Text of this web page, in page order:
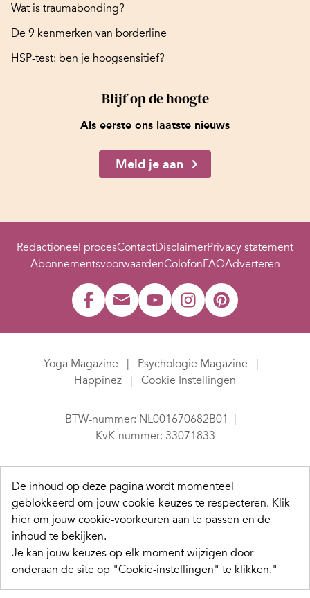
Wat is traumabonding?
De 9 kenmerken van borderline
HSP-test: ben je hoogsensitief?
Blijf op de hoogte
Als eerste ons laatste nieuws
Meld je aan
Redactioneel procesContactDisclaimerPrivacy statement
AbonnementsvoorwaardenColofonFAQAdverteren
Yoga Magazine
Psychologie Magazine
Happinez
Cookie Instellingen
BTW-nummer: NL001670682B01
KvK-nummer: 33071833
De inhoud op deze pagina wordt momenteel
geblokkeerd om jouw cookie-keuzes te respecteren. Klik
hier om jouw cookie-voorkeuren aan te passen en de
inhoud te bekijken.
Je kan jouw keuzes op elk moment wijzigen door
onderaan de site op "Cookie-instellingen" te klikken."